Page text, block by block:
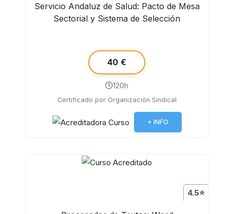
Servicio Andaluz de Salud: Pacto de Mesa
Sectorial y Sistema de Selección
40 €
120h
Certificado por Organización Sindical
+ INFO
4.5⭐